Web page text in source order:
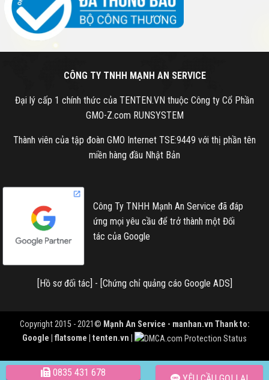
CÔNG TY TNHH MẠNH AN SERVICE
Đại lý cấp 1 chính thức của TENTEN.VN thuộc Công ty Cổ Phần
GMO-Z.com RUNSYSTEM
Thành viên của tập đoàn GMO Internet TSE:9449 với thị phần tên
miền hàng đầu Nhật Bản
Công Ty TNHH Mạnh An Service đã đáp
ứng mọi yêu cầu để trở thành một Đối
tác của Google
Hồ sơ đối tác ] - [ Chứng chỉ quảng cáo Google ADS
Copyright 2015 - 2021© Mạnh An Service - manhan.vn Thank to:
Google | flatsome | tenten.vn |
0835 431 678